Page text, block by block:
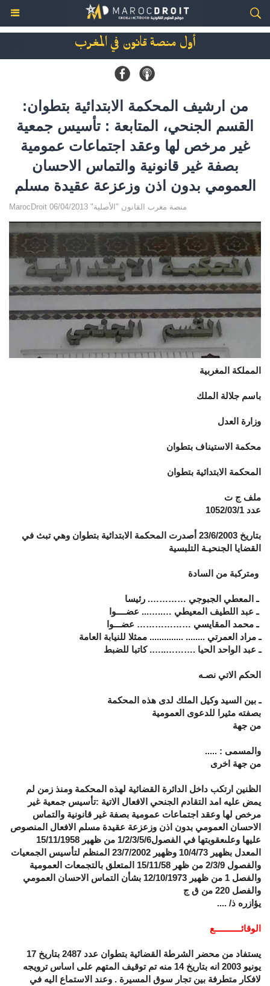
أول منصة قانون في المغرب
من ارشيف المحكمة الابتدائية بتطوان:
القسم الجنحي، المتابعة : تأسيس جمعية
غير مرخص لها وعقد اجتماعات عمومية
بصفة غير قانونية والتماس الاحسان
العمومي بدون اذن وزعزعة عقيدة مسلم
MarocDroit منصة مغرب القانون "الأصلية" 06/04/2013
المملكة المغربية
باسم جلالة الملك
وزارة العدل
محكمة الاستيناف بتطوان
المحكمة الابتدائية بتطوان
ملف ج ت
عدد 1052/03/1
بتاريخ 23/6/2003 أصدرت المحكمة الابتدائية بتطوان وهي تبث في
القضايا الجنحيـة التلبسية
ومتركبة من السادة
ـ المعطي الجبوجي …………. رئيسا
ـ عبد اللطيف المعيطي …..…... عضــــوا
ـ محمد المقايسي ……………… عضـــوا
ـ مراد العمرتي ........ .............. ممثلا للنيابة العامة
ـ عبد الواحد الحيا .………..…. كاتبا للضبط
الحكم الاتي نصـه
ـ بين السيد وكيل الملك لدى هذه المحكمة
بصفته مثيرا للدعوى العمومية
من جهة
والمسمى : .....
من جهة اخرى
الظنين ارتكب داخل الدائرة القضائية لهذه المحكمة ومنذ زمن لم
يمض عليه امد التقادم الجنحي الافعال الاتية :تأسيس جمعية غير
مرخص لها وعقد اجتماعات عمومية بصفة غير قانونية والتماس
الاحسان العمومي بدون اذن وزعزعة عقيدة مسلم الافعال المنصوص
عليها وعلىعقوبتها في الفصول1/2/3/5/6 من ظهير 15/11/1958
المعدل بظهير 10/4/73 وظهير 23/7/2002 المنظم لتأسيس الجمعيات
والفصول 2/3/9 من ظهر 15/11/58 المتعلق بالتجمعات العمومية
والفصل 1 من ظهير 12/10/1973 بشأن التماس الاحسان العمومي
والفصل 220 من ق ج
يؤازره ذ/ ....
الوقائـــــــــــع
يستفاد من محضر الشرطة القضائية بتطوان عدد 2487 بتاريخ 17
يونيو 2003 انه بتاريخ 14 منه تم توقيف المتهم على اساس ترويجه
لافكار متطرفة بين تجار سوق المسيرة . وعند الاستماع اليه في